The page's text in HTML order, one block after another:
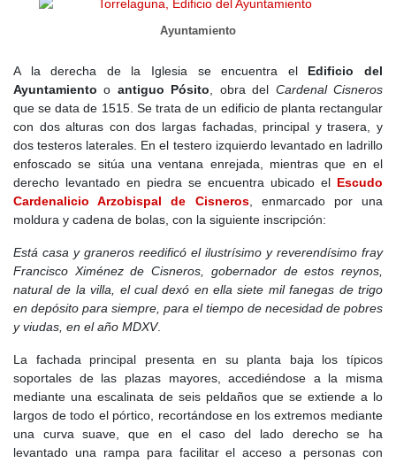
Ayuntamiento
A la derecha de la Iglesia se encuentra el Edificio del
Ayuntamiento o antiguo Pósito, obra del Cardenal Cisneros
que se data de 1515. Se trata de un edificio de planta rectangular
con dos alturas con dos largas fachadas, principal y trasera, y
dos testeros laterales. En el testero izquierdo levantado en ladrillo
enfoscado se sitúa una ventana enrejada, mientras que en el
derecho levantado en piedra se encuentra ubicado el Escudo
Cardenalicio Arzobispal de Cisneros, enmarcado por una
moldura y cadena de bolas, con la siguiente inscripción:
Está casa y graneros reedificó el ilustrísimo y reverendísimo fray
Francisco Ximénez de Cisneros, gobernador de estos reynos,
natural de la villa, el cual dexó en ella siete mil fanegas de trigo
en depósito para siempre, para el tiempo de necesidad de pobres
y viudas, en el año MDXV.
La fachada principal presenta en su planta baja los típicos
soportales de las plazas mayores, accediéndose a la misma
mediante una escalinata de seis peldaños que se extiende a lo
largos de todo el pórtico, recortándose en los extremos mediante
una curva suave, que en el caso del lado derecho se ha
levantado una rampa para facilitar el acceso a personas con